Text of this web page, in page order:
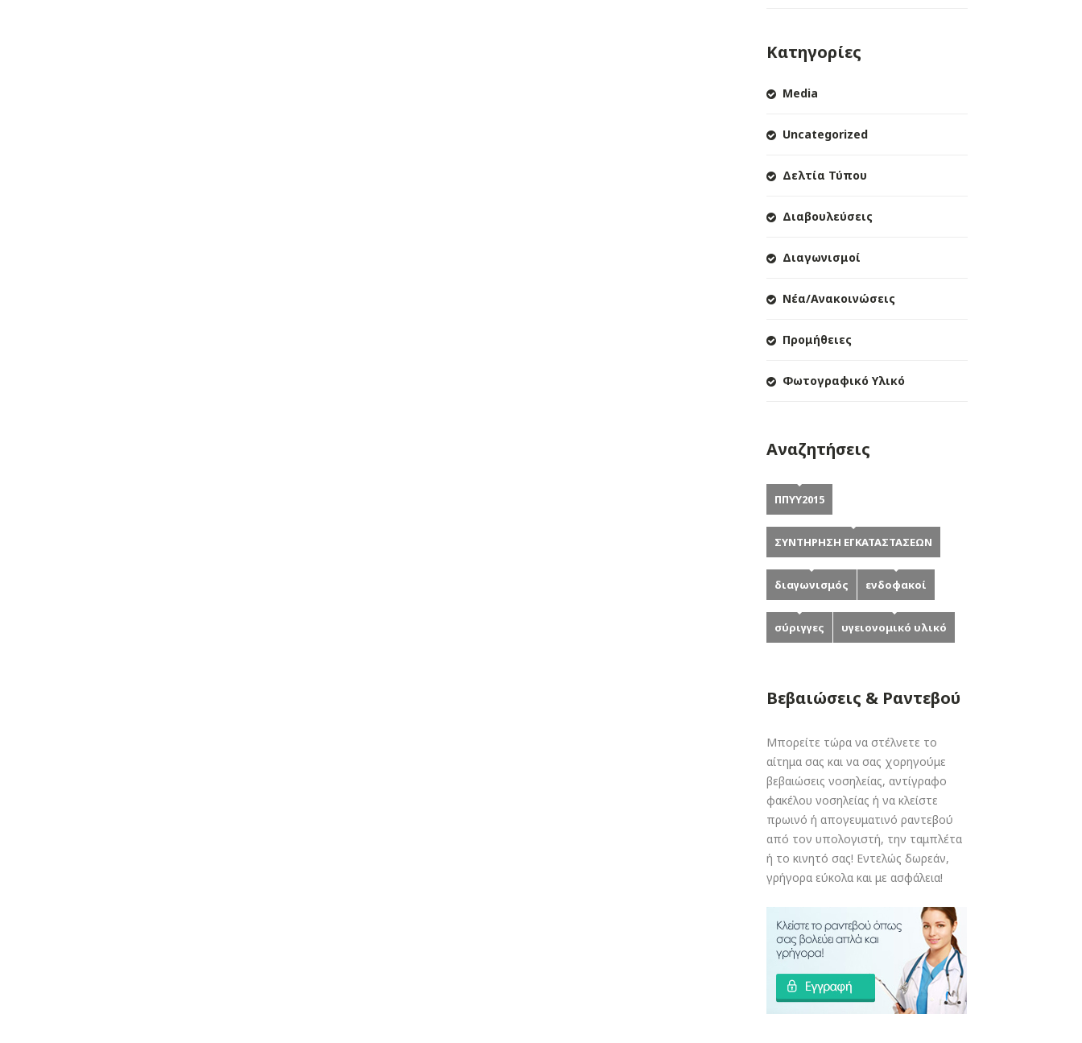
Κατηγορίες
Media
Uncategorized
Δελτία Τύπου
Διαβουλεύσεις
Διαγωνισμοί
Νέα/Ανακοινώσεις
Προμήθειες
Φωτογραφικό Υλικό
Αναζητήσεις
ΠΠΥΥ2015
ΣΥΝΤΗΡΗΣΗ ΕΓΚΑΤΑΣΤΑΣΕΩΝ
διαγωνισμός ενδοφακοί
σύριγγες υγειονομικό υλικό
Βεβαιώσεις & Ραντεβού
Μπορείτε τώρα να στέλνετε το
αίτημα σας και να σας χορηγούμε
βεβαιώσεις νοσηλείας, αντίγραφο
φακέλου νοσηλείας ή να κλείστε
πρωινό ή απογευματινό ραντεβού
από τον υπολογιστή, την ταμπλέτα
ή το κινητό σας! Εντελώς δωρεάν,
γρήγορα εύκολα και με ασφάλεια!